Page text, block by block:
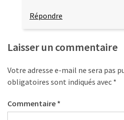
Répondre
Laisser un commentaire
Votre adresse e-mail ne sera pas
obligatoires sont indiqués avec *
Commentaire *